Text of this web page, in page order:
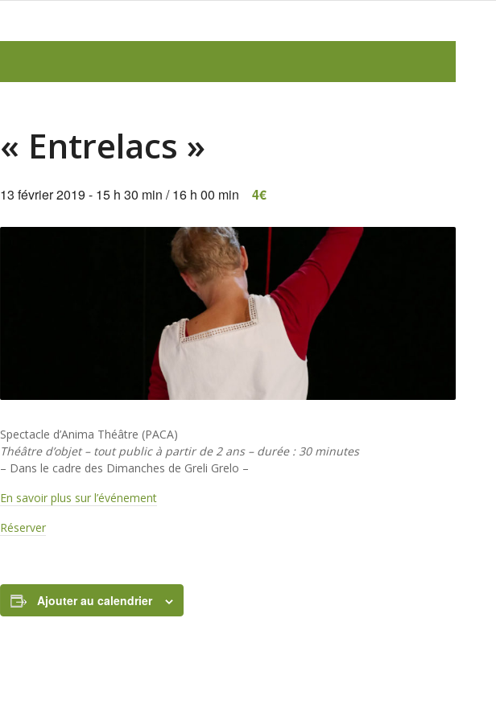
« Entrelacs »
13 février 2019 - 15 h 30 min /16 h 00 min 4€
Spectacle d’Anima Théâtre (PACA)
Théâtre d’objet – tout public à partir de 2 ans – durée : 30 minutes
– Dans le cadre des Dimanches de Greli Grelo –
En savoir plus sur l’événement
Réserver
Ajouter au calendrier